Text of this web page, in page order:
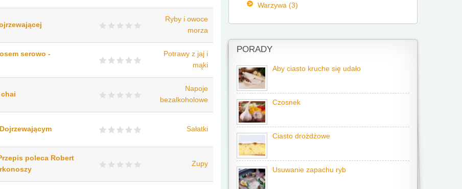
Ryby i owoce
morza
serowo -
Potrawy z jaj i
mąki
Napoje
bezalkoholowe
Sałatki
poleca Robert
Zupy
Warzywa (3)
PORADY
Aby ciasto kruche się udało
Czosnek
Ciasto drożdżowe
Usuwanie zapachu ryb